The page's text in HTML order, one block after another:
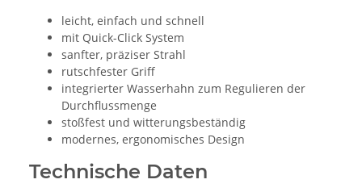
leicht, einfach und schnell
mit Quick-Click System
sanfter, präziser Strahl
rutschfester Griff
integrierter Wasserhahn zum Regulieren der
Durchflussmenge
stoßfest und witterungsbeständig
modernes, ergonomisches Design
Technische Daten